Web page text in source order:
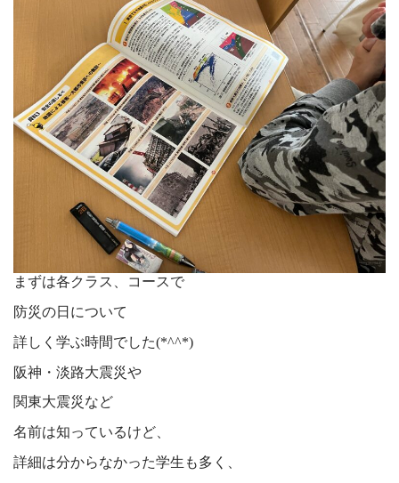
まずは各クラス、コースで
防災の日について
詳しく学ぶ時間でした(*^^*)
阪神・淡路大震災や
関東大震災など
名前は知っているけど、
詳細は分からなかった学生も多く、